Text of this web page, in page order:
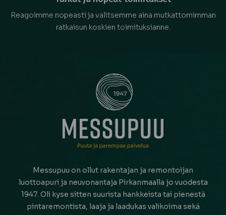
Reagoimme nopeasti ja valitsemme aina mutkattomimman
ratkaisun koskien toimituksianne.
Messupuu on ollut rakentajan ja remontoijan
luottoapuri ja neuvonantaja Pirkanmaalla jo vuodesta
1947. Oli kyse sitten suurista hankkeista tai pienestä
pintaremontista, laaja ja laadukas valikoima sekä